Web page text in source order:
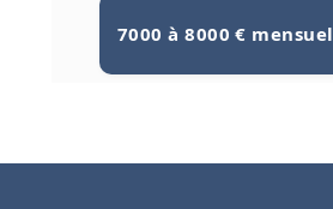
7000 à 8000 € mensuel